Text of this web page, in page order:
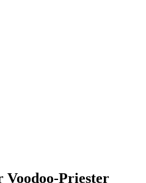
Voodoo-Priester